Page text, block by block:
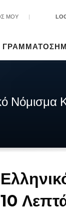
ΜΟΥ |
Νόμισμα
10